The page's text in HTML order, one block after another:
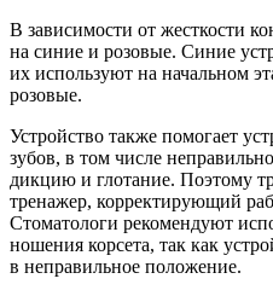
В зависимости от жесткости
на синие и розовые. Синие
их используют на начальном
розовые.
Устройство также помогает
зубов, в том числе
дикцию и глотание. Поэтому
тренажер, корректирующий
Стоматологи рекомендуют
ношения корсета, так как
в неправильное положение.